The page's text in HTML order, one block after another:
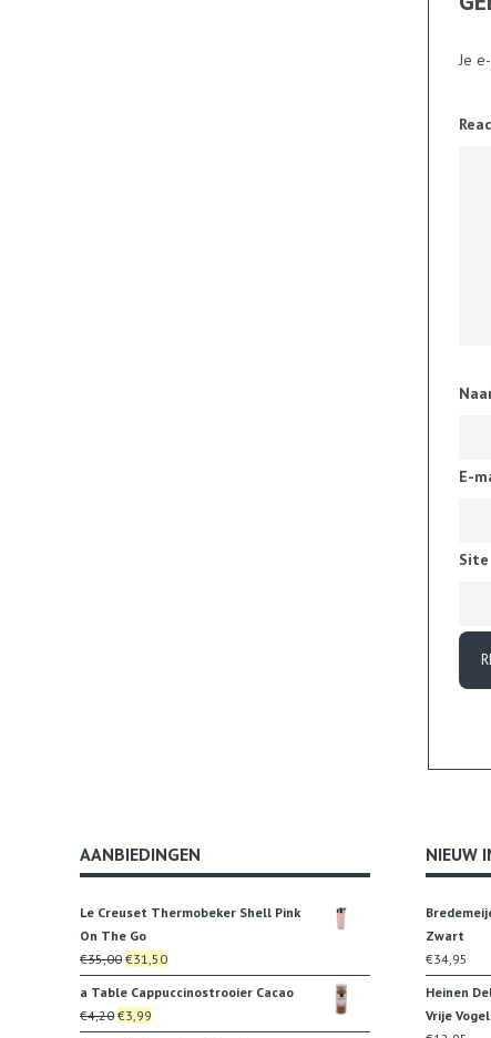
Je
E-
Site
AANBIEDINGEN
Le Creuset Thermobeker Shell Pink
On The Go
€35,00 Oorspronkelijke
prijs
was:
€35,00.
€31,50Huidige
prijs
a Table Cappuccinostrooier Cacao
€4,20 Oorspronkelijke
€3,99
NIEUW
Zwart
€34,95
Heinen
Vrije